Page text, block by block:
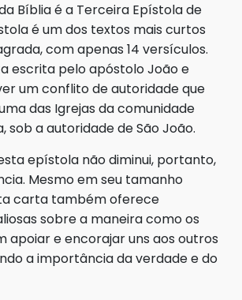
Bíblia é a Terceira Epístola de
é um dos textos mais curtos
com apenas 14 versículos.
escrita pelo apóstolo João e
um conflito de autoridade que
das Igrejas da comunidade
sob a autoridade de São João.
epístola não diminui, portanto,
Mesmo em seu tamanho
carta também oferece
sobre a maneira como os
apoiar e encorajar uns aos outros
a importância da verdade e do